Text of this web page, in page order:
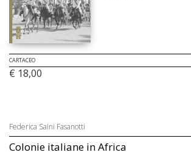
CARTACEO
€ 18,00
Federica Saini Fasanotti
Colonie italiane in Africa